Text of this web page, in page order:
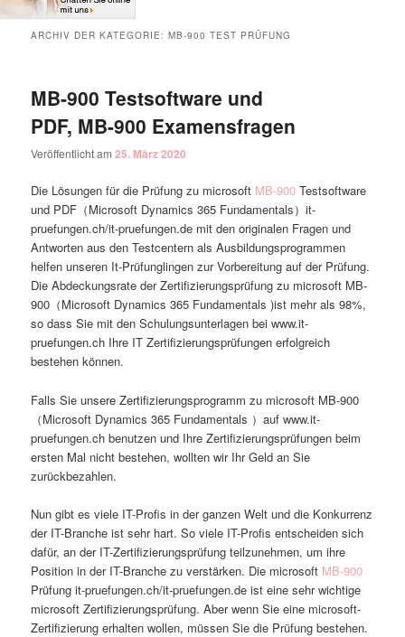
ARCHIV DER KATEGORIE:MB-900 TEST PRÜFUNG
MB-900 Testsoftware und
PDF, MB-900 Examensfragen
Veröffentlicht am25. März 2020
Die Lösungen für die Prüfung zu microsoft MB-900 Testsoftware
und PDF（Microsoft Dynamics 365 Fundamentals）it-
pruefungen.ch/it-pruefungen.de mit den originalen Fragen und
Antworten aus den Testcentern als Ausbildungsprogrammen
helfen unseren It-Prüfunglingen zur Vorbereitung auf der Prüfung.
Die Abdeckungsrate der Zertifizierungsprüfung zu microsoft MB-
900（Microsoft Dynamics 365 Fundamentals )ist mehr als 98%,
so dass Sie mit den Schulungsunterlagen bei www.it-
pruefungen.ch Ihre IT Zertifizierungsprüfungen erfolgreich
bestehen können.
Falls Sie unsere Zertifizierungsprogramm zu microsoft MB-900
（Microsoft Dynamics 365 Fundamentals ）auf www.it-
pruefungen.ch benutzen und Ihre Zertifizierungsprüfungen beim
ersten Mal nicht bestehen, wollten wir Ihr Geld an Sie
zurückbezahlen.
Nun gibt es viele IT-Profis in der ganzen Welt und die Konkurrenz
der IT-Branche ist sehr hart. So viele IT-Profis entscheiden sich
dafür, an der IT-Zertifizierungsprüfung teilzunehmen, um ihre
Position in der IT-Branche zu verstärken. Die microsoft MB-900
Prüfung it-pruefungen.ch/it-pruefungen.de ist eine sehr wichtige
microsoft Zertifizierungsprüfung. Aber wenn Sie eine microsoft-
Zertifizierung erhalten wollen, müssen Sie die Prüfung bestehen.